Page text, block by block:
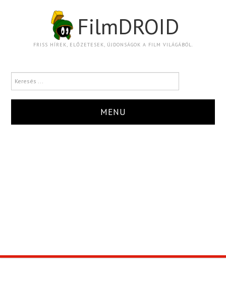
FilmDROID
FRISS HÍREK, ELŐZETESEK, ÚJDONSÁGOK A FILM VILÁGÁBÓL.
MENU